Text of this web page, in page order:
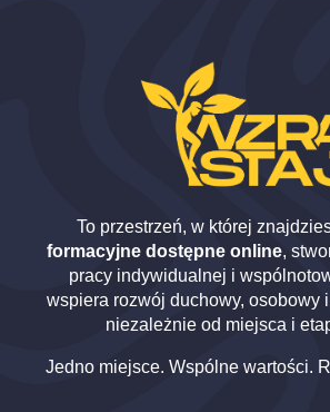
To przestrzeń, w której
formacyjne dostępne online,
pracy indywidualnej i
wspiera rozwój duchowy, osobowy
niezależnie od miejsca i
Jedno miejsce. Wspólne wartości.